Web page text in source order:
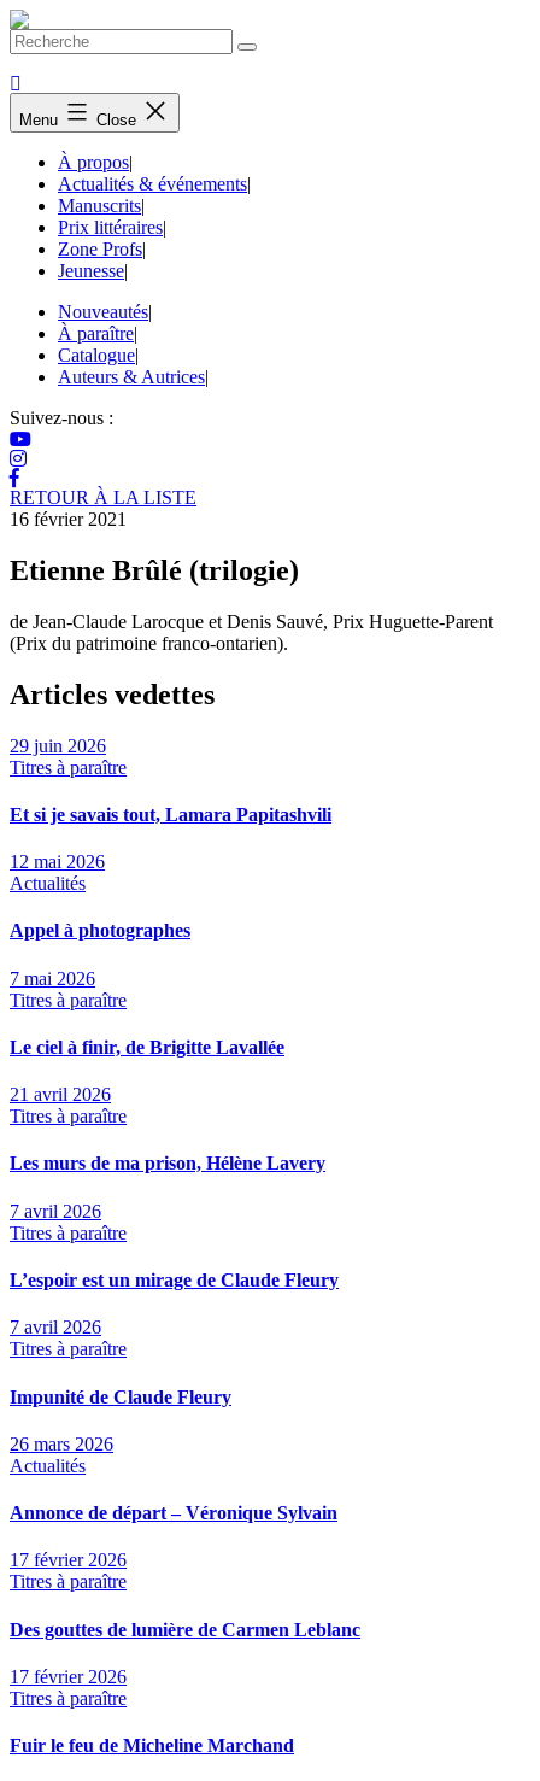
Skip
to
Menu Close
À propos|
Actualités & événements|
Manuscrits|
Prix littéraires|
Zone Profs|
Jeunesse|
Nouveautés|
À paraître|
Catalogue|
Auteurs & Autrices|
Suivez-nous :
RETOUR À LA LISTE
16 février 2021
Etienne Brûlé (trilogie)
de Jean-Claude Larocque et Denis Sauvé, Prix Huguette-Parent
(Prix du patrimoine franco-ontarien).
Articles vedettes
29 juin 2026
Titres à paraître
Et si je savais tout, Lamara Papitashvili
12 mai 2026
Actualités
Appel à photographes
7 mai 2026
Titres à paraître
Le ciel à finir, de Brigitte Lavallée
21 avril 2026
Titres à paraître
Les murs de ma prison, Hélène Lavery
7 avril 2026
Titres à paraître
L’espoir est un mirage de Claude Fleury
7 avril 2026
Titres à paraître
Impunité de Claude Fleury
26 mars 2026
Actualités
Annonce de départ – Véronique Sylvain
17 février 2026
Titres à paraître
Des gouttes de lumière de Carmen Leblanc
17 février 2026
Titres à paraître
Fuir le feu de Micheline Marchand